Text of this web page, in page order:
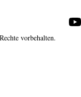
vorbehalten.